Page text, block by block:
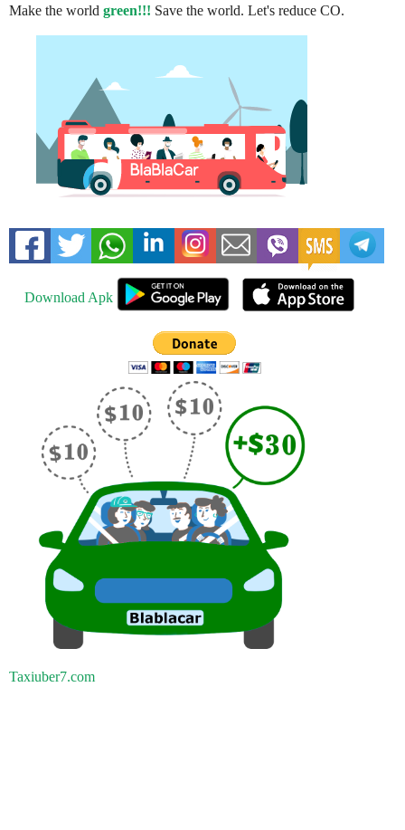
Make the world green!!! Save the world. Let's reduce CO.
Download Apk
Taxiuber7.com